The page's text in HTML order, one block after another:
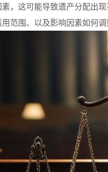
，这可能导致遗产分配出
范围、以及影响因素如何调